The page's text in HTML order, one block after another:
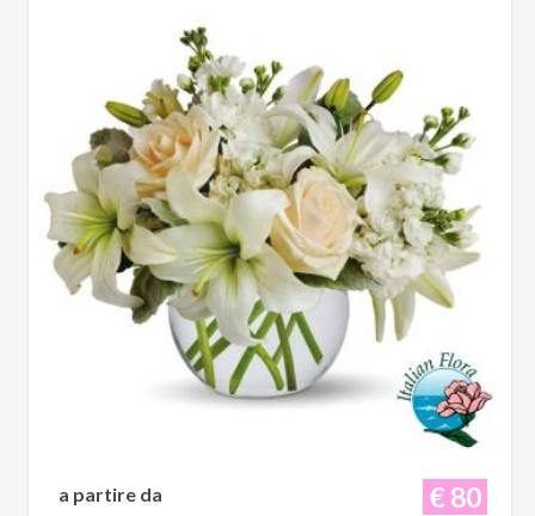
€ 80
a partire da